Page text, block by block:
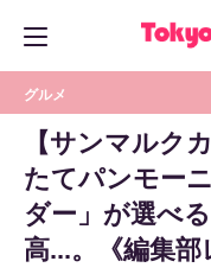
グルメ
【サンマルク
たてパンモー
ダー」が選べ
高...。《編集部